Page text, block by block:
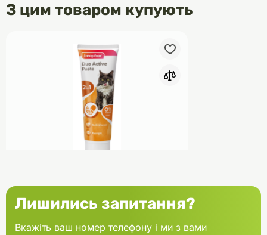
З цим товаром купують
для котів мультивітамінна 100 г
Лишились запитання?
Вкажіть ваш номер телефону і ми з вами